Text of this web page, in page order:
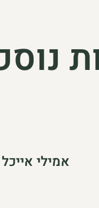
אמילי אייכל